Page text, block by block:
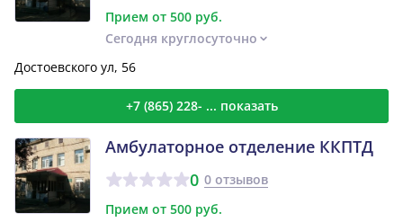
Прием от 500 руб.
Сегодня круглосуточно
Достоевского ул, 56
+7 (865) 228- ... показать
Амбулаторное отделение ККПТД
0 0 отзывов
Прием от 500 руб.